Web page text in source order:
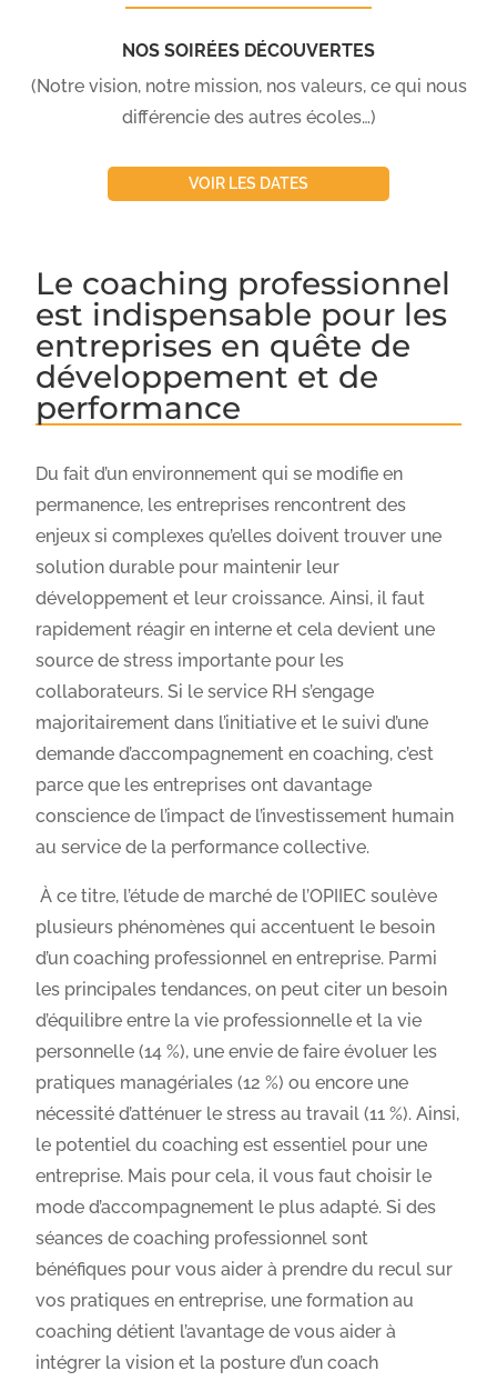
NOS SOIRÉES DÉCOUVERTES
(Notre vision, notre mission, nos valeurs, ce qui nous
différencie des autres écoles…)
VOIR LES DATES
Le coaching professionnel
est indispensable pour les
entreprises en quête de
développement et de
performance
Du fait d’un environnement qui se modifie en
permanence, les entreprises rencontrent des
enjeux si complexes qu’elles doivent trouver une
solution durable pour maintenir leur
développement et leur croissance. Ainsi, il faut
rapidement réagir en interne et cela devient une
source de stress importante pour les
collaborateurs. Si le service RH s’engage
majoritairement dans l’initiative et le suivi d’une
demande d’accompagnement en coaching, c’est
parce que les entreprises ont davantage
conscience de l’impact de l’investissement humain
au service de la performance collective.
À ce titre, l’étude de marché de l’OPIIEC soulève
plusieurs phénomènes qui accentuent le besoin
d’un coaching professionnel en entreprise. Parmi
les principales tendances, on peut citer un besoin
d’équilibre entre la vie professionnelle et la vie
personnelle (14 %), une envie de faire évoluer les
pratiques managériales (12 %) ou encore une
nécessité d’atténuer le stress au travail (11 %). Ainsi,
le potentiel du coaching est essentiel pour une
entreprise. Mais pour cela, il vous faut choisir le
mode d’accompagnement le plus adapté. Si des
séances de coaching professionnel sont
bénéfiques pour vous aider à prendre du recul sur
vos pratiques en entreprise, une formation au
coaching détient l’avantage de vous aider à
intégrer la vision et la posture d’un coach